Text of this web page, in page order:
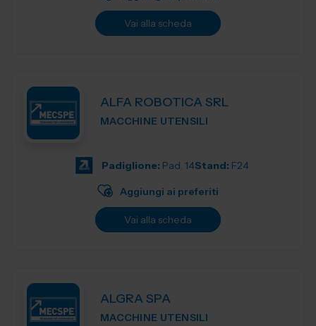
Vai alla scheda
ALFA ROBOTICA SRL
MACCHINE UTENSILI
Padiglione: Pad. 14Stand: F24
Aggiungi ai preferiti
Vai alla scheda
ALGRA SPA
MACCHINE UTENSILI